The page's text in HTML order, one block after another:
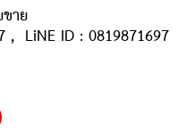
าย
LiNE ID : 0819871697